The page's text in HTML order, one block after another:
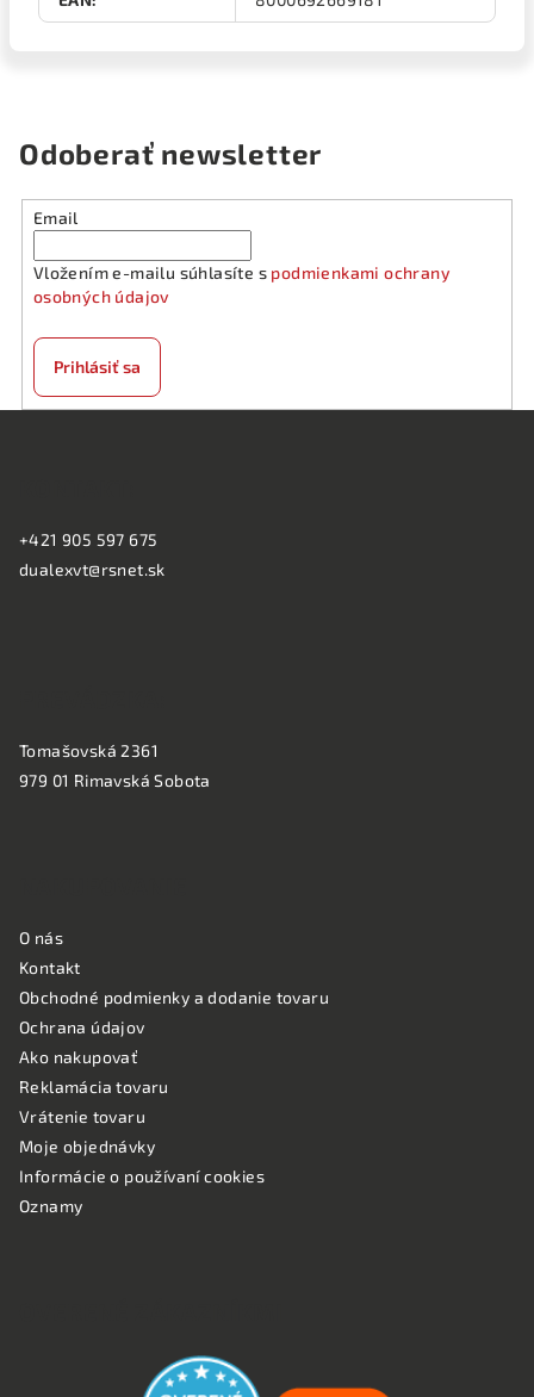
Odoberať newsletter
Email
Vložením e-mailu súhlasíte s podmienkami ochrany
osobných údajov
Prihlásiť sa
+421 905 597 675
dualexvt@rsnet.sk
Tomašovská 2361
979 01 Rimavská Sobota
O nás
Kontakt
Obchodné podmienky a dodanie tovaru
Ochrana údajov
Ako nakupovať
Reklamácia tovaru
Vrátenie tovaru
Moje objednávky
Informácie o používaní cookies
Oznamy